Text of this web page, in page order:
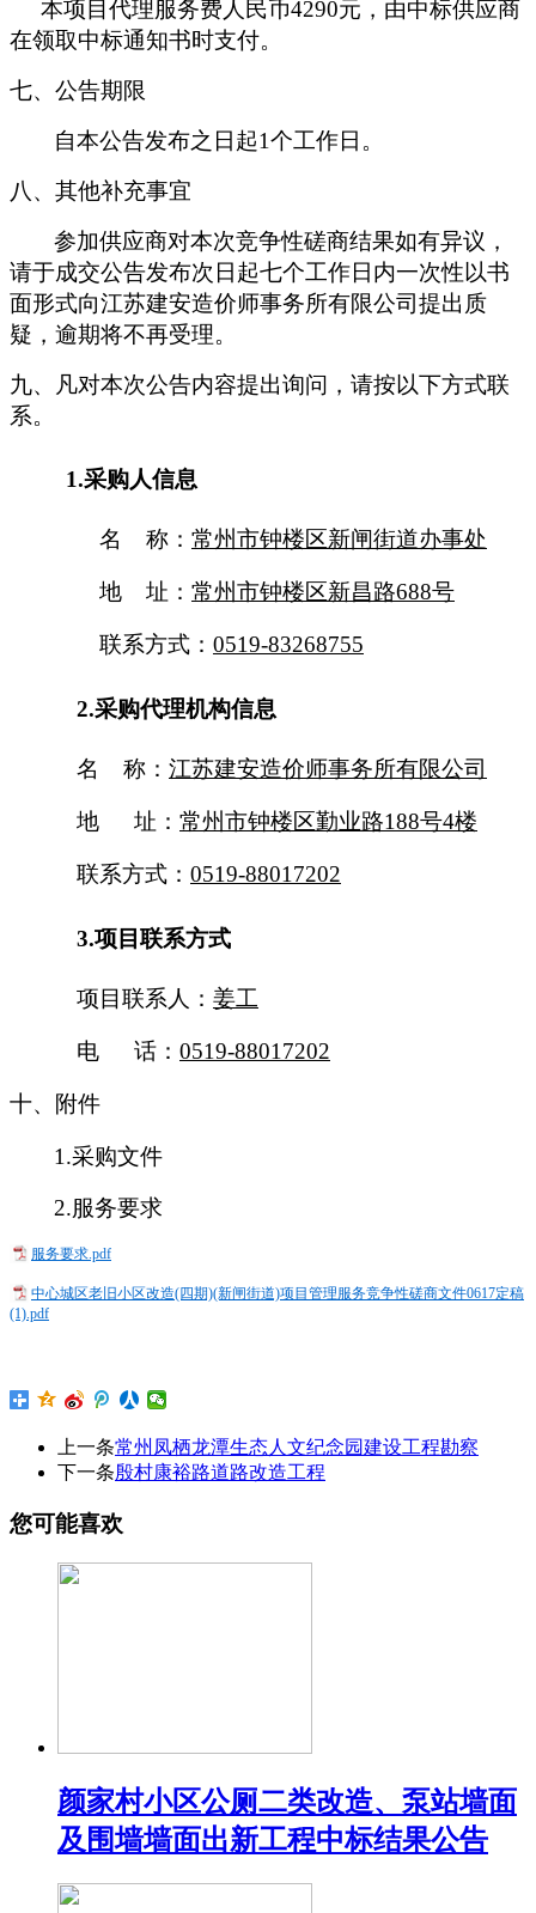
本项目代理服务费人民币4290元，由中标供应商
在领取中标通知书时支付。
七、公告期限
自本公告发布之日起1个工作日。
八、其他补充事宜
参加供应商对本次竞争性磋商结果如有异议，
请于成交公告发布次日起七个工作日内一次性以书
面形式向江苏建安造价师事务所有限公司提出质
疑，逾期将不再受理。
九、凡对本次公告内容提出询问，请按以下方式联
系。
1.采购人信息
名 称： 常州市钟楼区新闸街道办事处
地 址： 常州市钟楼区新昌路688号
联系方式： 0519-83268755
2.采购代理机构信息
名 称： 江苏建安造价师事务所有限公司
地 址： 常州市钟楼区勤业路188号4楼
联系方式： 0519-88017202
3.项目联系方式
项目联系人： 姜工
电 话： 0519-88017202
十、附件
1.采购文件
2.服务要求
服务要求.pdf
中心城区老旧小区改造(四期)(新闸街道)项目管理服务竞争性磋商文件0617定稿
(1).pdf
上一条常州凤栖龙潭生态人文纪念园建设工程勘察
下一条殷村康裕路道路改造工程
您可能喜欢
颜家村小区公厕二类改造、泵站墙面
及围墙墙面出新工程中标结果公告